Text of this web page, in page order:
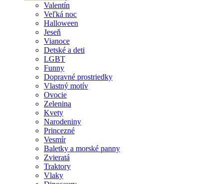
Valentín
Veľká noc
Halloween
Jeseň
Vianoce
Detské a deti
LGBT
Funny
Dopravné prostriedky
Vlastný motív
Ovocie
Zelenina
Kvety
Narodeniny
Princezné
Vesmír
Baletky a morské panny
Zvieratá
Traktory
Vlaky